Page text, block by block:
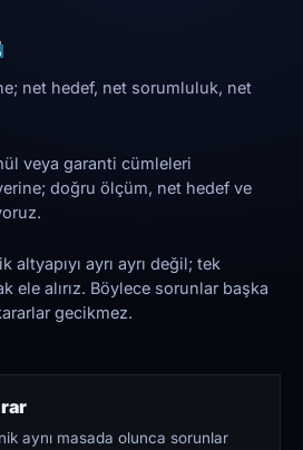
net hedef, net sorumluluk, net
veya garanti cümleleri
doğru ölçüm, net hedef ve
altyapıyı ayrı ayrı değil; tek
ele alırız. Böylece sorunlar başka
gecikmez.
aynı masada olunca sorunlar